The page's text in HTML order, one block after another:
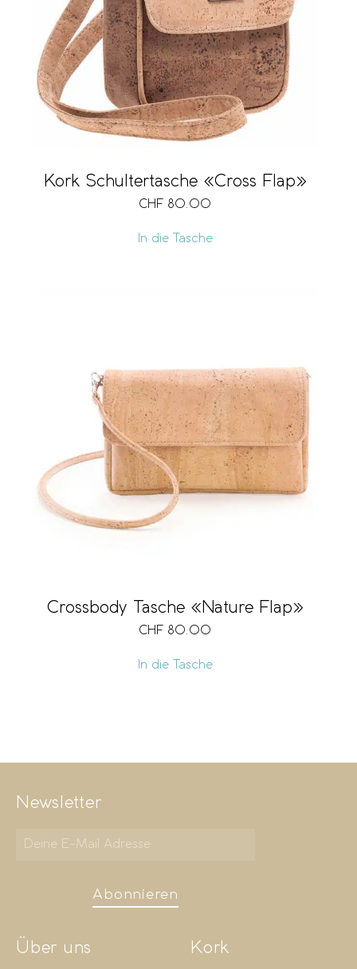
Kork Schultertasche «Cross Flap»
CHF 80.00
In die Tasche
Crossbody Tasche «Nature Flap»
CHF 80.00
In die Tasche
Newsletter
Abonnieren
Über uns Kork